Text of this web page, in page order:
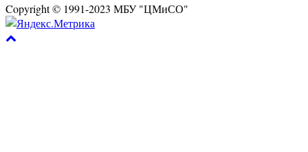
Copyright © 1991-2023 МБУ "ЦМиСО"